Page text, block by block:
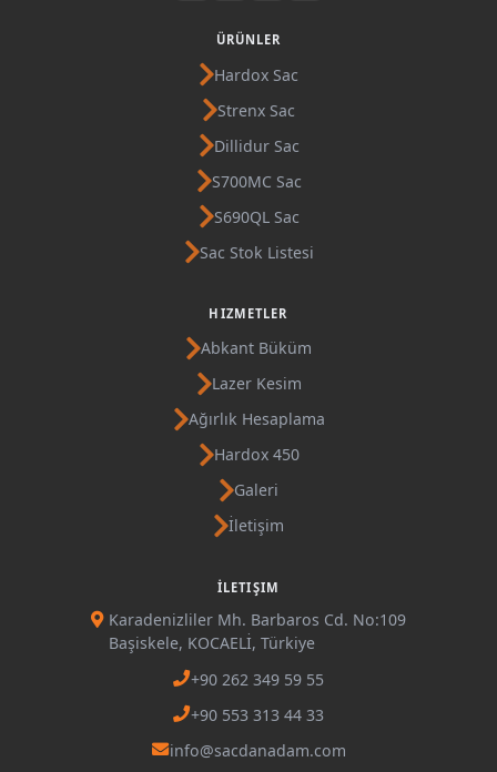
ÜRÜNLER
Hardox Sac
Strenx Sac
Dillidur Sac
S700MC Sac
S690QL Sac
Sac Stok Listesi
HIZMETLER
Abkant Büküm
Lazer Kesim
Ağırlık Hesaplama
Hardox 450
Galeri
İletişim
İLETIŞIM
Karadenizliler Mh. Barbaros Cd. No:109
Başiskele, KOCAELİ, Türkiye
+90 262 349 59 55
+90 553 313 44 33
info@sacdanadam.com